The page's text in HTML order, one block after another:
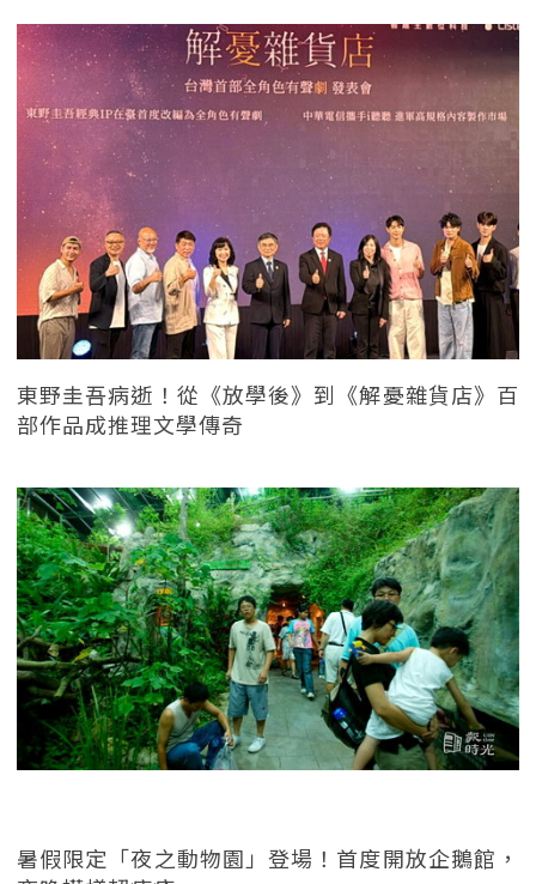
東野圭吾病逝！從《放學後》到《解憂雜貨店》百
部作品成推理文學傳奇
暑假限定「夜之動物園」登場！首度開放企鵝館，